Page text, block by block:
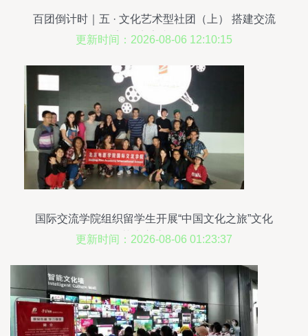
百团倒计时｜五 · 文化艺术型社团（上） 搭建交流
桥梁，点亮青春舞台
更新时间：2026-08-06 12:10:15
国际交流学院组织留学生开展“中国文化之旅”文化
艺术交流活动
更新时间：2026-08-06 01:23:37